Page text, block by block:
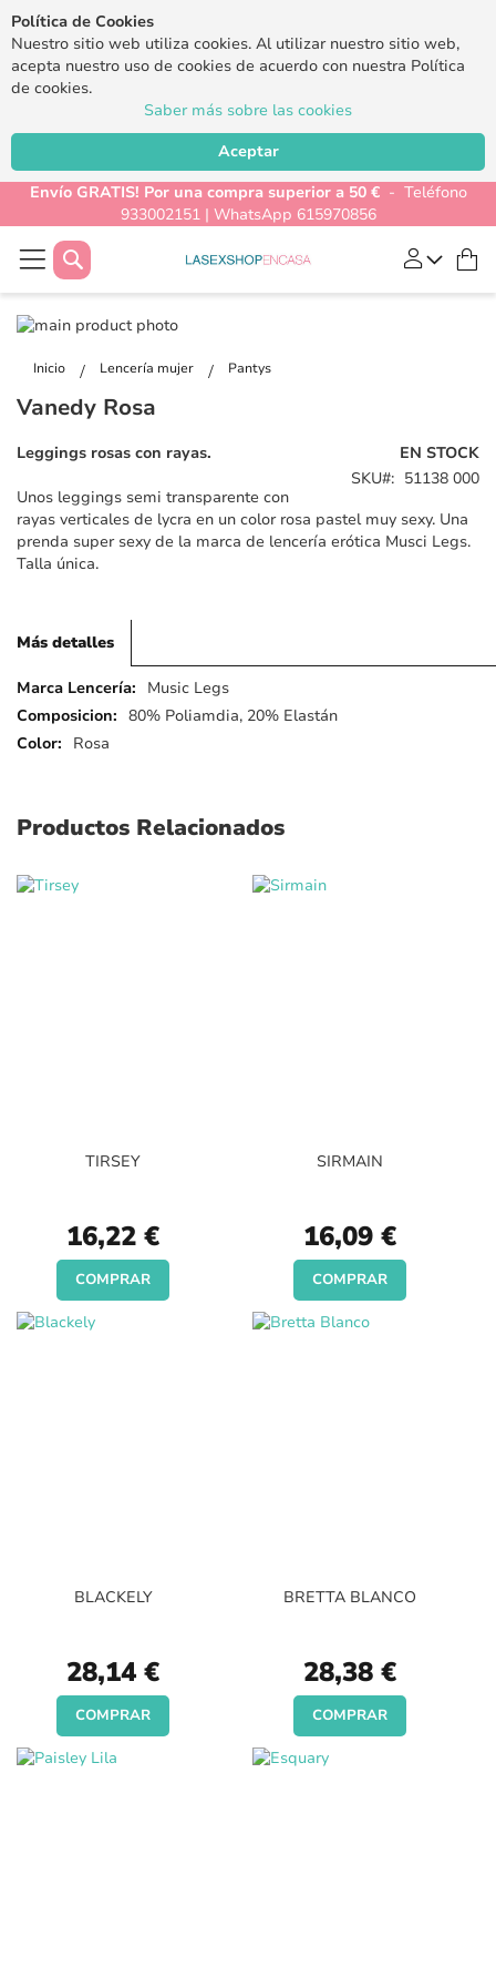
Política de Cookies
Nuestro sitio web utiliza cookies. Al utilizar nuestro sitio web,
acepta nuestro uso de cookies de acuerdo con nuestra Política
de cookies.
Saber más sobre las cookies
Aceptar
Envío GRATIS! Por una compra superior a 50 €- Teléfono
933002151 | WhatsApp 615970856
Buscar
Inicio Lencería mujer Pantys
Saltar
final
la
de
de
galería
imágenes
Vanedy Rosa
EN STOCK
SKU
51138 000
Leggings rosas con rayas.
Unos leggings semi transparente con
rayas verticales de lycra en un color rosa pastel muy sexy. Una
prenda super sexy de la marca de lencería erótica Musci Legs.
Talla única.
Más detalles
Más
detalles
Music Legs
80% Poliamdia, 20% Elastán
Rosa
Productos Relacionados
TIRSEY
16,22 €
COMPRAR
SIRMAIN
16,09 €
COMPRAR
BLACKELY
28,14 €
COMPRAR
BRETTA BLANCO
28,38 €
COMPRAR